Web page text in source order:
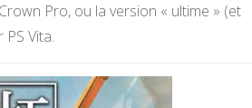
Pro, ou la version « ultime » (et
Vita.